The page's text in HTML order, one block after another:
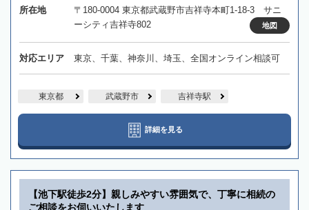
所在地
〒180-0004 東京都武蔵野市吉祥寺本町1-18-3 サニ
ーシティ吉祥寺802
地図
対応エリア 東京、千葉、神奈川、埼玉、全国オンライン相談可
東京都 武蔵野市 吉祥寺駅
詳細を見る
【池下駅徒歩2分】親しみやすい雰囲気で、丁寧に相続の
ご相談をお伺いいたします